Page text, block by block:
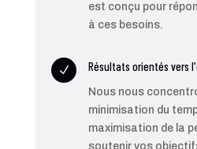
est conçu pour
à ces besoins.
N Résultats orientés vers
Nous nous
minimisation du
maximisation de la
soutenir vos